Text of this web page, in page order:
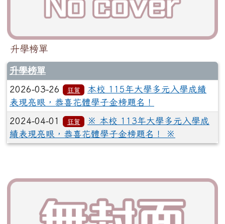
升學榜單
升學榜單
2026-03-26 狂賀
本校 115年大學多元入學成績
表現亮眼，恭喜花體學子金榜題名！
2024-04-01 狂賀
※ 本校 113年大學多元入學成
績表現亮眼，恭喜花體學子金榜題名！ ※